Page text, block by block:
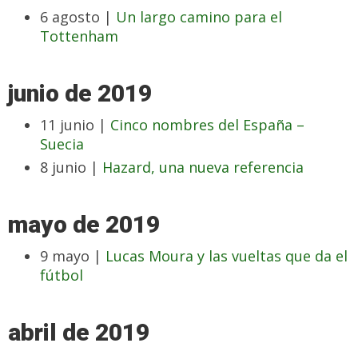
6 agosto | Un largo camino para el
Tottenham
junio de 2019
11 junio | Cinco nombres del España –
Suecia
8 junio | Hazard, una nueva referencia
mayo de 2019
9 mayo | Lucas Moura y las vueltas que da el
fútbol
abril de 2019